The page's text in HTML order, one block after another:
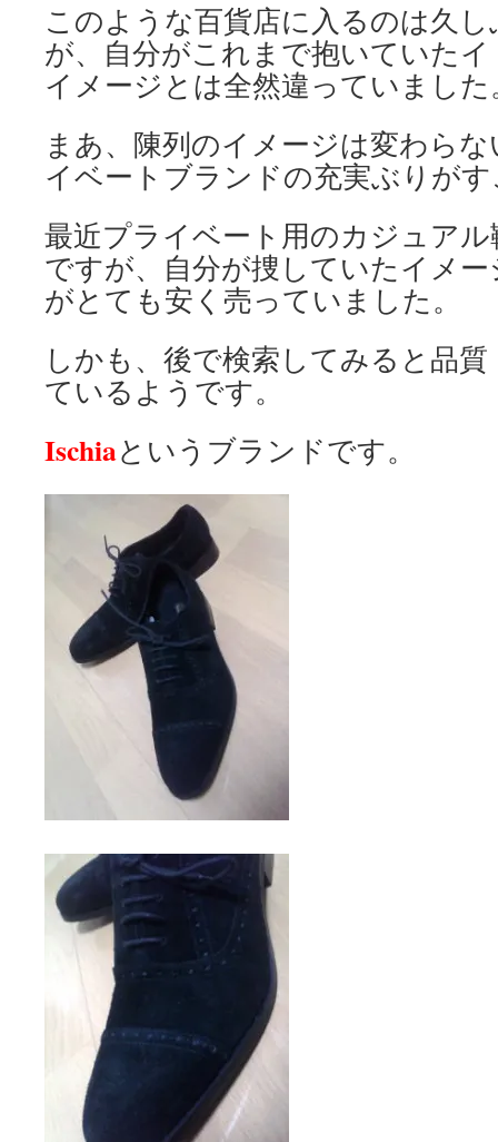
このような百貨店に入るのは久
が、自分がこれまで抱いていた
イメージとは全然違っていました
まあ、陳列のイメージは変わら
イベートブランドの充実ぶりが
最近プライベート用のカジュア
ですが、自分が捜していたイメ
がとても安く売っていました。
しかも、後で検索してみると品
ているようです。
Ischiaというブランドです。